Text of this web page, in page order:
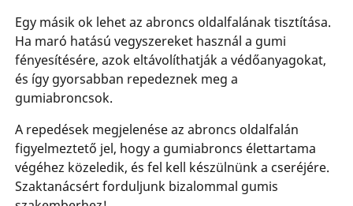
Egy másik ok lehet az abroncs oldalfalának tisztítása.
Ha maró hatású vegyszereket használ a gumi
fényesítésére, azok eltávolíthatják a védőanyagokat,
és így gyorsabban repedeznek meg a
gumiabroncsok.
A repedések megjelenése az abroncs oldalfalán
figyelmeztető jel, hogy a gumiabroncs élettartama
végéhez közeledik, és fel kell készülnünk a cseréjére.
Szaktanácsért forduljunk bizalommal gumis